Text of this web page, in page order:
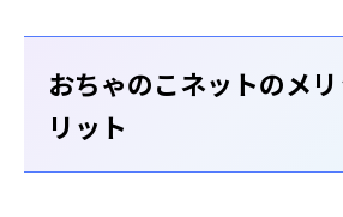
おちゃのこネットのメ
リット